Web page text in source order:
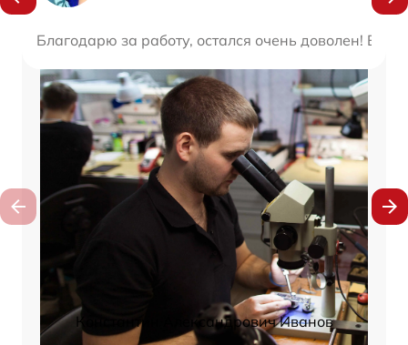
Благодарю за работу, остался очень доволен! Вы
Константин Александрович Иванов